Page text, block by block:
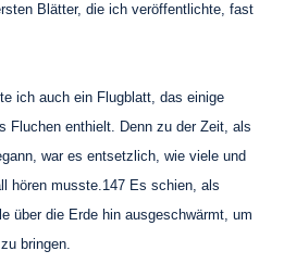
Blätter, die ich veröffentlichte, fast
ich auch ein Flugblatt, das einige
Fluchen enthielt. Denn zu der Zeit, als
war es entsetzlich, wie viele und
hören musste.147 Es schien, als
über die Erde hin ausgeschwärmt, um
bringen.